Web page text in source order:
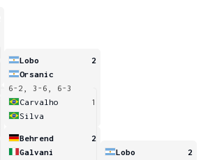
Lobo
2
Orsanic
6-2, 3-6, 6-3
Carvalho
1
Silva
Behrend
2
Galvani
Lobo
2